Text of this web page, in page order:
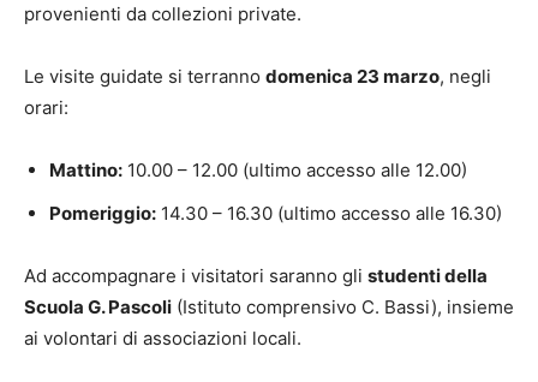
provenienti da collezioni private.
Le visite guidate si terranno domenica 23 marzo, negli
orari:
Mattino: 10.00 – 12.00 (ultimo accesso alle 12.00)
Pomeriggio: 14.30 – 16.30 (ultimo accesso alle 16.30)
Ad accompagnare i visitatori saranno gli studenti della
Scuola G. Pascoli (Istituto comprensivo C. Bassi), insieme
ai volontari di associazioni locali.